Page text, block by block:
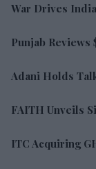
War Drives
Punjab
Adani Holds
FAITH Unveils
ITC Acquiring